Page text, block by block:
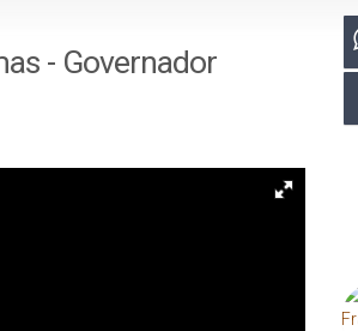
- Governador